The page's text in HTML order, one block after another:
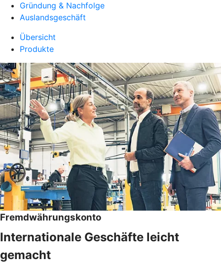
Gründung & Nachfolge
Auslandsgeschäft
Übersicht
Produkte
Fremdwährungskonto
Internationale Geschäfte leicht
gemacht